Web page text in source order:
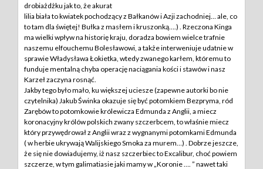
drobiażdżku jak to, że akurat
lilia biała to kwiatek pochodzący z Bałkanów i Azji zachodniej… ale, co
to tam dla świętej! Bułka z masłem i kruszonką….) . Rzeczona Kinga
ma wielki wpływ na historię kraju, doradza bowiem wielce trafnie
naszemu elfouchemu Bolesławowi, a także interweniuje udatnie w
sprawie Władysława Łokietka, wtedy zwanego karłem, któremu to
funduje mentalną chyba operację naciągania kości i stawów i nasz
Karzeł zaczyna rosnąć.
Jakby tego było mało, ku większej uciesze (zapewne autorki bo nie
czytelnika) Jakub Świnka okazuje się być potomkiem Bezpryma, ród
Zarębów to potomkowie królewicza Edmunda z Anglii, a miecz
koronacyjny królów polskich zwany szczerbcem, to właśnie miecz
który przywędrował z Anglii wraz z wygnanymi potomkami Edmunda
( w herbie ukrywają Walijskiego Smoka za murem…) . Dobrze jeszcze,
że się nie dowiadujemy, iż nasz szczerbiec to Excalibur, choć powiem
szczerze, w tym galimatiasie jaki mamy w „Koronie …. ” nawet taki